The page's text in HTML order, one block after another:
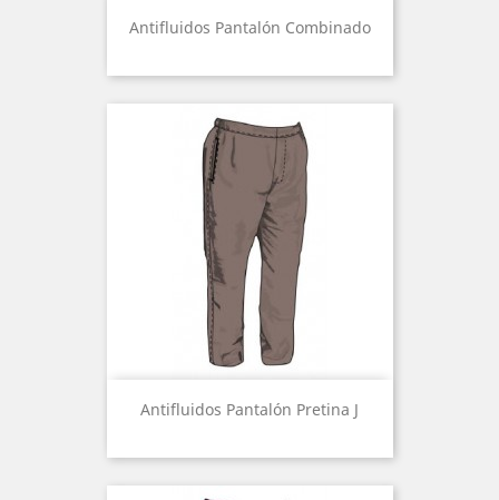
Antifluidos Pantalón Combinado
Antifluidos Pantalón Pretina J